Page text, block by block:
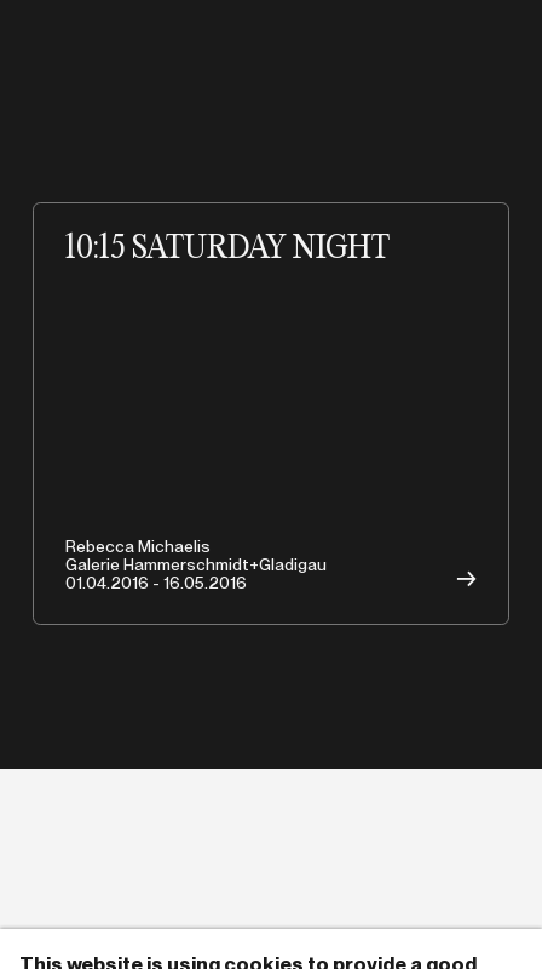
10:15 SATURDAY NIGHT
Rebecca Michaelis
Galerie Hammerschmidt+Gladigau
01.04.2016 - 16.05.2016
→
This website is using cookies to provide a good